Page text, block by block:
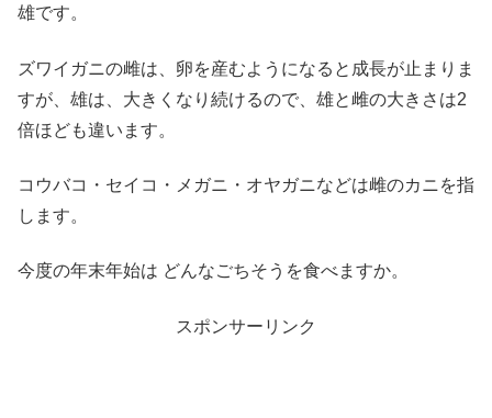
雄です。
ズワイガニの雌は、卵を産むようになると成長が止まりま
すが、雄は、大きくなり続けるので、雄と雌の大きさは2
倍ほども違います。
コウバコ・セイコ・メガニ・オヤガニなどは雌のカニを指
します。
今度の年末年始は どんなごちそうを食べますか。
スポンサーリンク